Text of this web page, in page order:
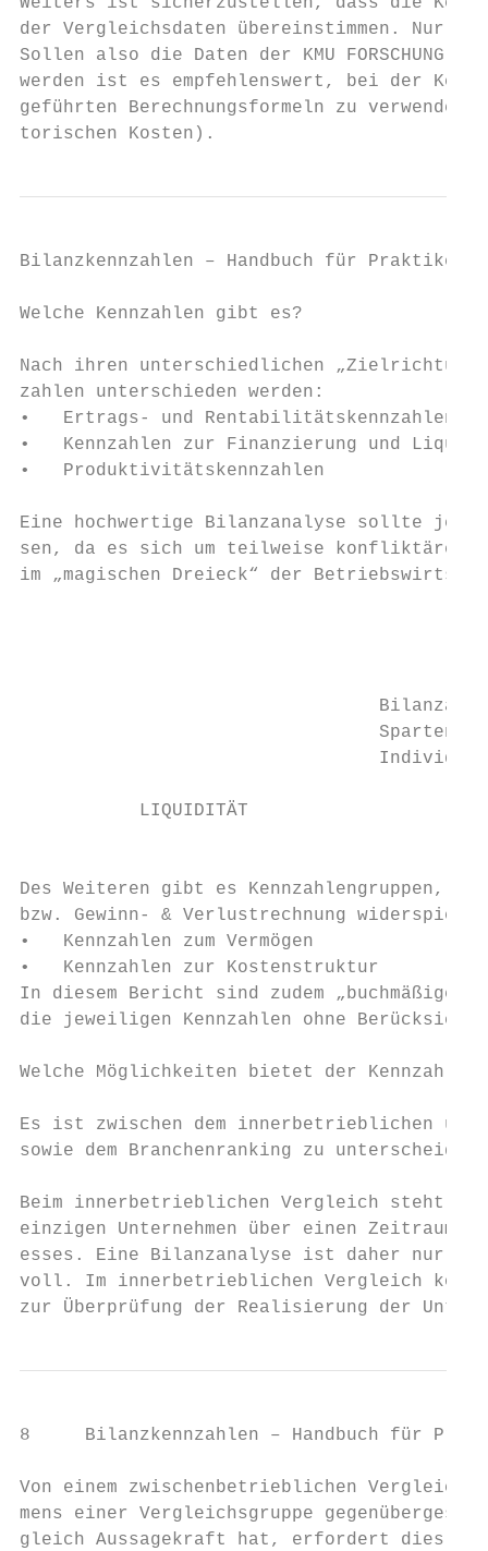
der Vergleichsdaten übereinstimmen. Nur
Sollen also die Daten der KMU FORSCHUNG
werden ist es empfehlenswert, bei der
geführten Berechnungsformeln zu
torischen Kosten).
Bilanzkennzahlen – Handbuch für Praktiker
Welche Kennzahlen gibt es?
Nach ihren unterschiedlichen
zahlen unterschieden werden:
•   Ertrags- und Rentabilitätskennzahlen
•   Kennzahlen zur Finanzierung und
•   Produktivitätskennzahlen
Eine hochwertige Bilanzanalyse sollte
sen, da es sich um teilweise konfliktäre
im „magischen Dreieck“ der
           LIQUIDITÄT
Des Weiteren gibt es Kennzahlengruppen,
bzw. Gewinn- & Verlustrechnung
•   Kennzahlen zum Vermögen
•   Kennzahlen zur Kostenstruktur
In diesem Bericht sind zudem
die jeweiligen Kennzahlen ohne
Welche Möglichkeiten bietet der
Es ist zwischen dem innerbetrieblichen und
sowie dem Branchenranking zu unterscheiden.
Beim innerbetrieblichen Vergleich steht
einzigen Unternehmen über einen Zeitraum
esses. Eine Bilanzanalyse ist daher nur bei
voll. Im innerbetrieblichen Vergleich
zur Überprüfung der Realisierung der
8     Bilanzkennzahlen – Handbuch für
Von einem zwischenbetrieblichen Vergleich
mens einer Vergleichsgruppe
gleich Aussagekraft hat, erfordert dies